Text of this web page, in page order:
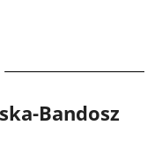
Bandosz